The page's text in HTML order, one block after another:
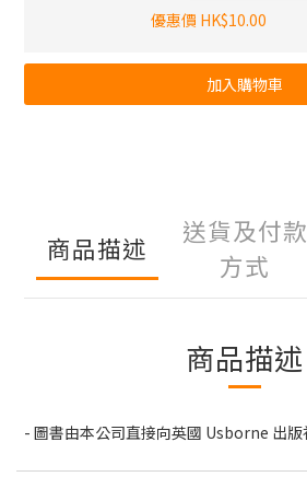
優惠價 HK$10.00
加入購物車
商品描述
送貨及付款
方式
商品描述
- 圖書由本公司直接向英國 Usborne 出版